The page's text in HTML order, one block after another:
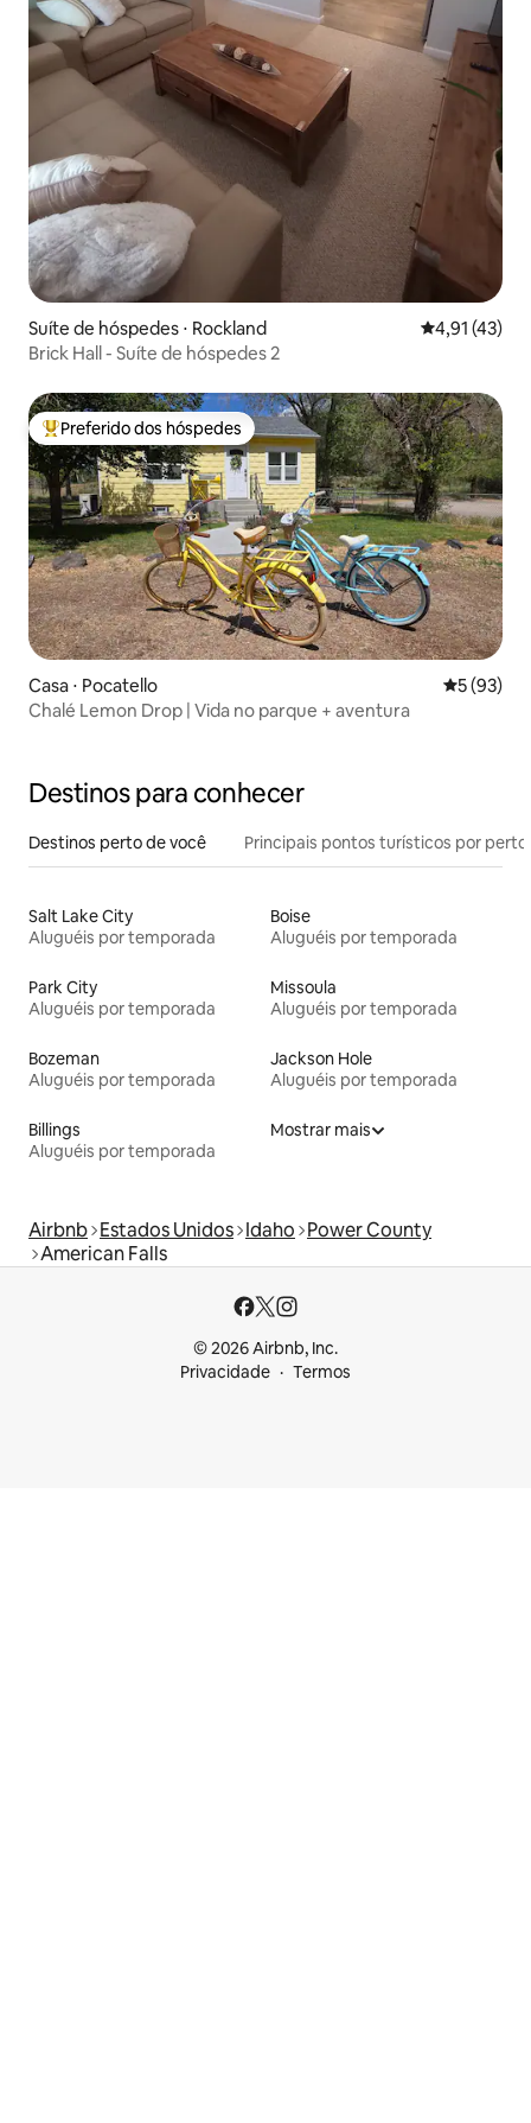
Suíte de hóspedes ⋅ Rockland 4,91 de uma
4,91 (43)
Brick Hall - Suíte de hóspedes 2
Entre os melhores preferidos dos hóspedes
Preferido dos hóspedes
Casa ⋅ Pocatello 5 de uma
5 (93)
Chalé Lemon Drop | Vida no parque + aventura
Destinos para conhecer
Destinos perto de você Principais pontos turísticos por perto
Salt Lake City
Aluguéis por temporada
Boise
Aluguéis por temporada
Park City
Aluguéis por temporada
Missoula
Aluguéis por temporada
Bozeman
Aluguéis por temporada
Jackson Hole
Aluguéis por temporada
Billings
Aluguéis por temporada
Mostrar mais
Airbnb Estados Unidos Idaho Power County
American Falls
© 2026 Airbnb, Inc.
Privacidade
Termos